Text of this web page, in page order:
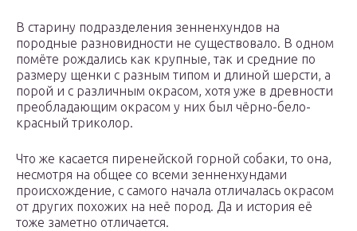
В старину подразделения зенненхундов на
породные разновидности не существовало. В одном
помёте рождались как крупные, так и средние по
размеру щенки с разным типом и длиной шерсти, а
порой и с различным окрасом, хотя уже в древности
преобладающим окрасом у них был чёрно-бело-
красный триколор.
Что же касается пиренейской горной собаки, то она,
несмотря на общее со всеми зенненхундами
происхождение, с самого начала отличалась окрасом
от других похожих на неё пород. Да и история её
тоже заметно отличается.